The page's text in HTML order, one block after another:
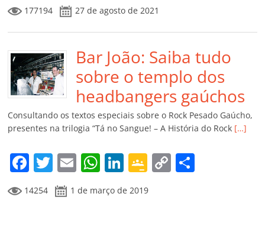
c
e
b
o
o
k
itt
er
ai
l
at
s
A
p
p
k
e
dI
n
o
gl
e
Cl
a
ss
ro
o
m
y
Li
n
k
p
ar
til
h
ar
177194 27 de agosto de 2021
Bar João: Saiba tudo
sobre o templo dos
headbangers gaúchos
Consultando os textos especiais sobre o Rock Pesado Gaúcho,
presentes na trilogia “Tá no Sangue! – A História do Rock […]
F
a
c
T
w
itt
E
m
ai
W
at
Li
n
k
G
o
o
C
14254 1 de março de 2019